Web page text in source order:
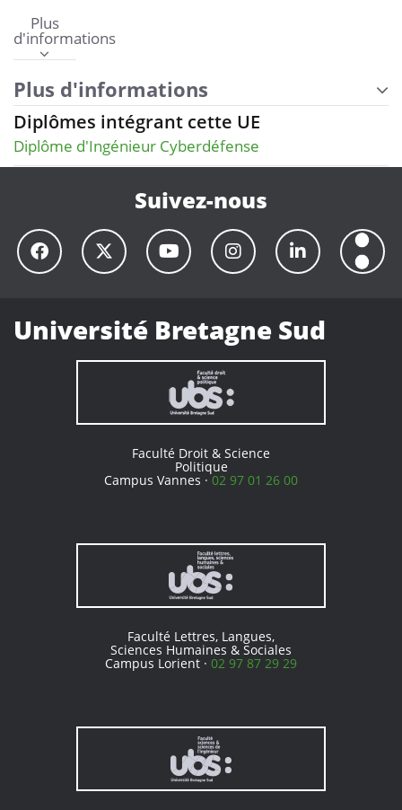
Plus
d'informations
Plus d'informations
Diplômes intégrant cette UE
Diplôme d'Ingénieur Cyberdéfense
Suivez-nous
Université Bretagne Sud
Faculté Droit & Science
Politique
Campus Vannes ·02 97 01 26 00
Faculté Lettres, Langues,
Sciences Humaines & Sociales
Campus Lorient · 02 97 87 29 29